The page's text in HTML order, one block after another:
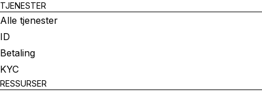
TJENESTER
Alle tjenester
ID
Betaling
KYC
RESSURSER